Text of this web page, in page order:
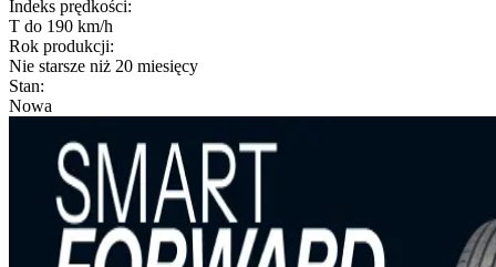
Indeks prędkości:
T do 190 km/h
Rok produkcji:
Nie starsze niż 20 miesięcy
Stan:
Nowa